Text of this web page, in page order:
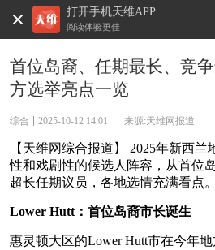
打开手机天维APP
阅读体验更佳
天维新闻
首位岛裔、任期最长、竞
方选举亮点一览
综合 2025-10-12 14:01 来源:天维网报道
【天维网综合报道】 2025年新西
性和戏剧性的候选人阵容，从首位
超长任期议员，各地选情充满看点。
Lower Hutt：首位岛裔市长诞生
惠灵顿大区的Lower Hutt市在今年